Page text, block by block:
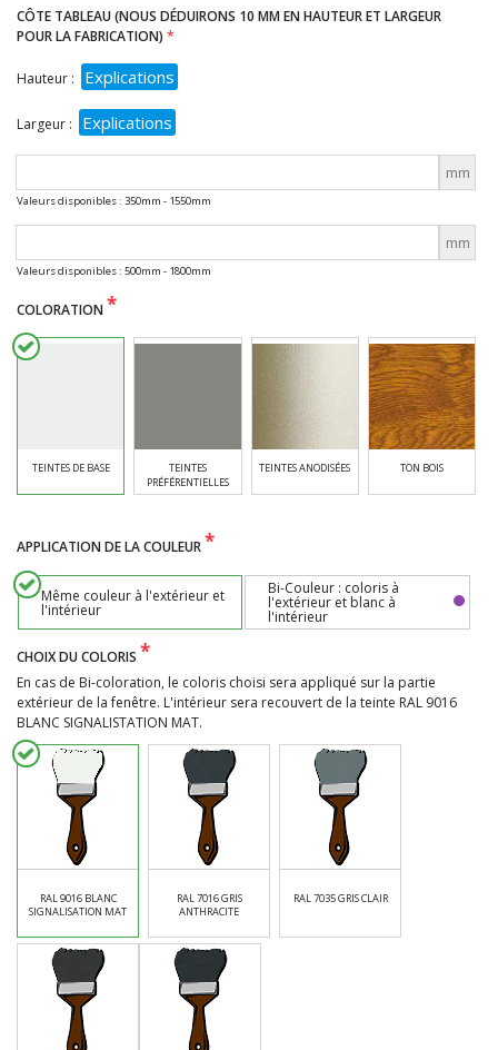
CÔTE TABLEAU (NOUS DÉDUIRONS 10 MM EN HAUTEUR ET LARGEUR
POUR LA FABRICATION)
Hauteur : Explications
Largeur : Explications
mm
Valeurs disponibles : 350mm - 1550mm
mm
Valeurs disponibles : 500mm - 1800mm
COLORATION*
TEINTES DE BASE
TEINTES
PRÉFÉRENTIELLES
TEINTES ANODISÉES TON BOIS
APPLICATION DE LA COULEUR*
Même couleur à l'extérieur et
l'intérieur
Bi-Couleur : coloris à
l'extérieur et blanc à
l'intérieur
CHOIX DU COLORIS *
En cas de Bi-coloration, le coloris choisi sera appliqué sur la partie
extérieur de la fenêtre. L'intérieur sera recouvert de la teinte RAL 9016
BLANC SIGNALISTATION MAT.
RAL 9016 BLANC
SIGNALISATION MAT
RAL 7016 GRIS
ANTHRACITE
RAL 7035 GRIS CLAIR